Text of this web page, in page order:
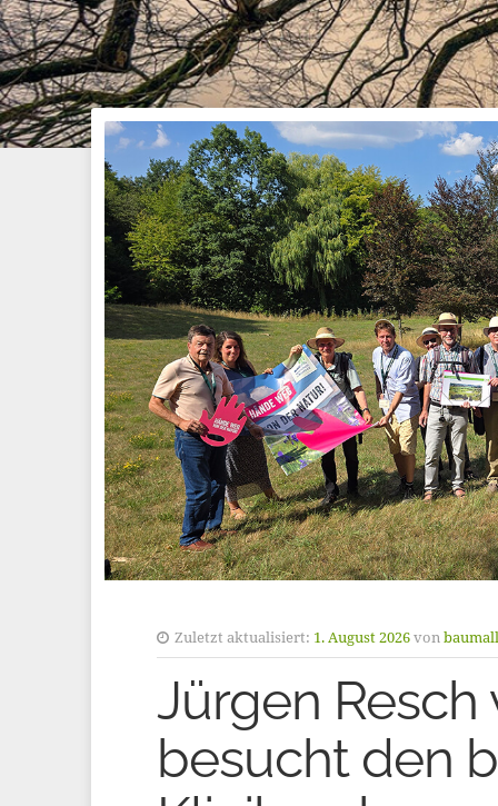
Zuletzt aktualisiert: 1. August 2026von
Jürgen Resch
besucht den